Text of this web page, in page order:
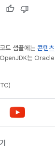
드 샘플에는 콘텐
OpenJDK는